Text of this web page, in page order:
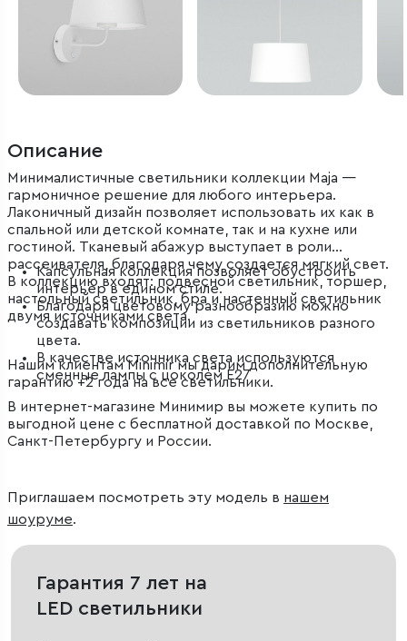
Описание
Минималистичные светильники коллекции Maja —
гармоничное решение для любого интерьера.
Лаконичный дизайн позволяет использовать их как в
спальной или детской комнате, так и на кухне или
гостиной. Тканевый абажур выступает в роли
рассеивателя, благодаря чему создается мягкий свет.
В коллекцию входят: подвесной светильник, торшер,
настольный светильник, бра и настенный светильник
двумя источниками света.
Капсульная коллекция позволяет обустроить
интерьер в едином стиле.
Благодаря цветовому разнообразию можно
создавать композиции из светильников разного
цвета.
В качестве источника света используются
сменные лампы с цоколем Е27
Нашим клиентам Minimir мы дарим дополнительную
гарантию +2 года на все светильники.
В интернет-магазине Минимир вы можете купить по
выгодной цене с бесплатной доставкой по Москве,
Санкт-Петербургу и России.
Приглашаем посмотреть эту модель в нашем
шоуруме.
Гарантия 7 лет на
LED светильники